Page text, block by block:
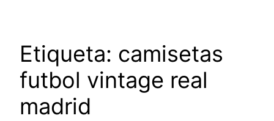
Etiqueta: camisetas
futbol vintage real
madrid